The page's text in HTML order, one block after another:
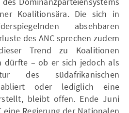
Koalitionsära. Die sich in
absehbaren
des ANC sprechen zudem
Trend zu Koalitionen
dürfte – ob er sich jedoch als
des südafrikanischen
oder lediglich eine
bleibt offen. Ende Juni
eine Regierung der Nationalen